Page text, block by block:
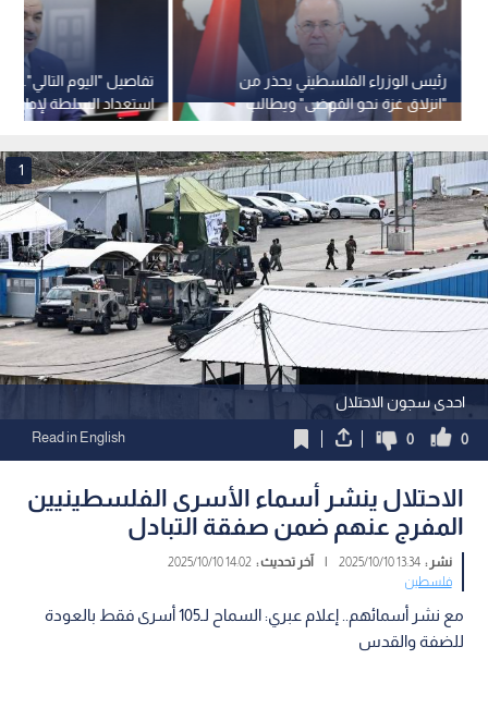
تفاصيل "اليوم التالي"..
استعداد السلطة لإدارة
حول آلية الفتح
رئيس الوزراء الفلسطيني يحذر من
"انزلاق غزة نحو الفوضى" ويطالب
بالإجماع الوطني لتمكين الحكومة
احدى سجون الاحتلال
1
0
0
Read in English
الاحتلال ينشر أسماء الأسرى الفلسطينيين
المفرج عنهم ضمن صفقة التبادل
نشر :13:34 2025/10/10 آخر تحديث :14:02 2025/10/10
فلسطين
مع نشر أسمائهم.. إعلام عبري: السماح لـ105 أسرى فقط بالعودة
للضفة والقدس